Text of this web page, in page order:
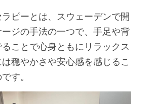
ピーとは、スウェーデンで開
ジの手法の一つで、手足や背
ことで心身ともにリラックス
穏やかさや安心感を感じるこ
す。